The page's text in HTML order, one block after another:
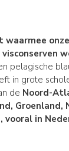
waarmee
pelagische
in grote
de Noord-
Groenland,
vooral in